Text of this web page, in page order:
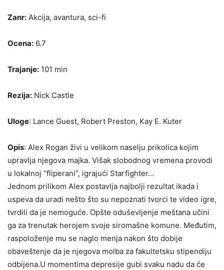
Zanr: Akcija, avantura, sci-fi
Ocena: 6.7
Trajanje: 101 min
Rezija: Nick Castle
Uloge: Lance Guest, Robert Preston, Kay E. Kuter
Opis: Alex Rogan živi u velikom naselju prikolica kojim
upravlja njegova majka. Višak slobodnog vremena provodi
u lokalnoj “fliperani”, igrajući Starfighter…
Jednom prilikom Alex postavlja najbolji rezultat ikada i
uspeva da uradi nešto što su nepoznati tvorci te video igre,
tvrdili da je nemoguće. Opšte oduševljenje meštana učini
ga za trenutak herojem svoje siromašne komune. Međutim,
raspoloženje mu se naglo menja nakon što dobije
obaveštenje da je njegova molba za fakultetsku stipendiju
odbijena.U momentima depresije gubi svaku nadu da će